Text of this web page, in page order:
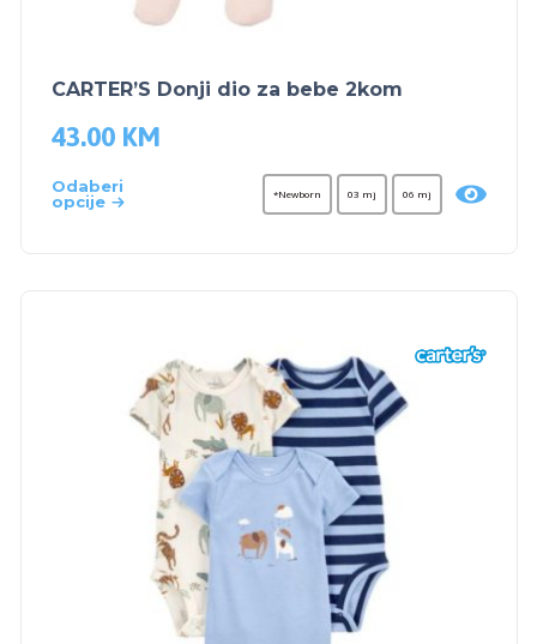
CARTER’S Donji dio za bebe 2kom
43.00 KM
Odaberi
opcije
*Newborn 03 mj 06 mj